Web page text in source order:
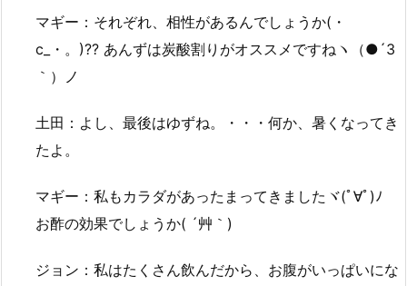
マギー：それぞれ、相性があるんでしょうか(・
c_・。)?? あんずは炭酸割りがオススメですねヽ（●´3
｀）ノ
土田：よし、最後はゆずね。・・・何か、暑くなってき
たよ。
マギー：私もカラダがあったまってきましたヾ(ﾟ∀ﾟ)ﾉ
お酢の効果でしょうか( ´艸｀)
ジョン：私はたくさん飲んだから、お腹がいっぱいにな